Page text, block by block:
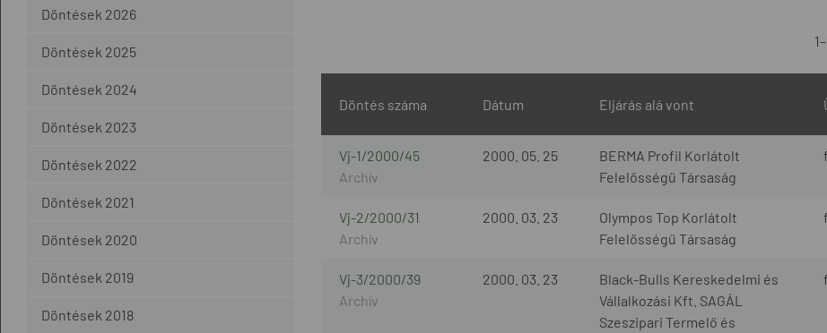
Döntések 2026
Döntések 2025
Döntések 2024
Döntések 2023
Döntések 2022
Döntések 2021
Döntések 2020
Döntések 2019
Döntések 2018
Dátum
Döntés száma Eljárás alá vont
2000. 05. 25
Vj-1/2000/45
BERMA Profil Korlátolt
Felelősségű Társaság
2000. 03. 23
Vj-2/2000/31
Olympos Top Korlátolt
Felelősségű Társaság
2000. 03. 23
Vj-3/2000/39
Black-Bulls Kereskedelmi és
Vállalkozási Kft. SAGÁL
Szeszipari Termelő és